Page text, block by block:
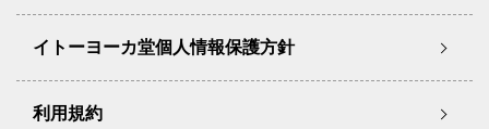
イトーヨーカ堂個人情報保護方針
利用規約